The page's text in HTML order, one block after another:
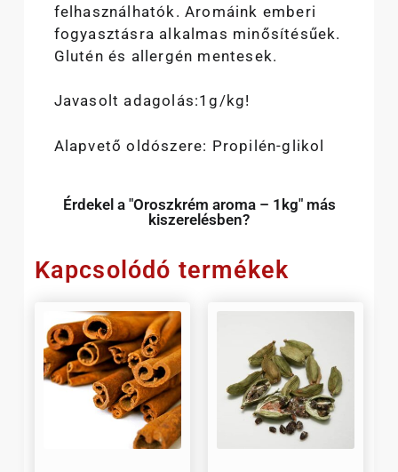
felhasználhatók. Aromáink emberi
fogyasztásra alkalmas minősítésűek.
Glutén és allergén mentesek.
Javasolt adagolás:1g/kg!
Alapvető oldószere: Propilén-glikol
Érdekel a "Oroszkrém aroma – 1kg" más
kiszerelésben?
Kapcsolódó termékek